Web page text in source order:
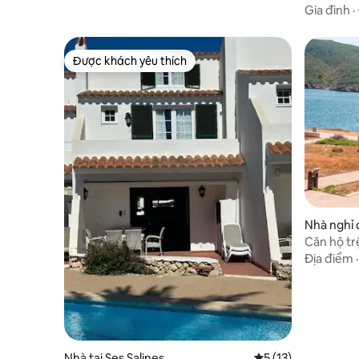
em)
Gia đình ·
Được khách yêu thích
Được khách yêu thích
Nhà nghỉ
Căn hộ
Địa điểm ·